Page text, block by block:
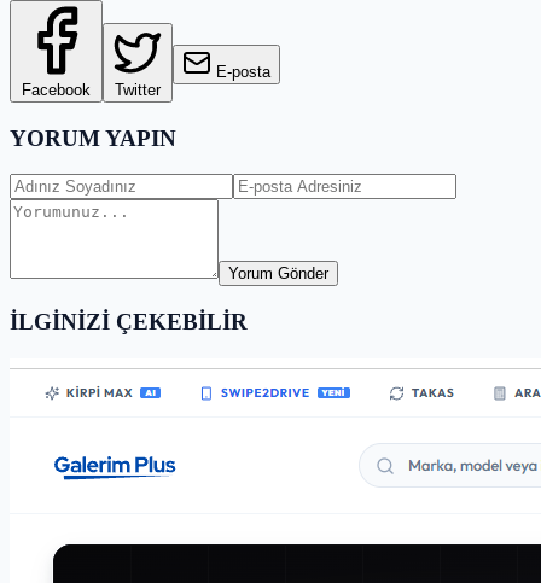
Facebook Twitter
E-posta
YORUM YAPIN
Yorum Gönder
İLGİNİZİ ÇEKEBİLİR